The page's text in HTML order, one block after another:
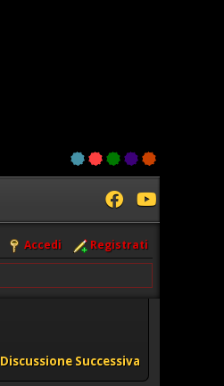
Accedi Registrati
Discussione Successiva